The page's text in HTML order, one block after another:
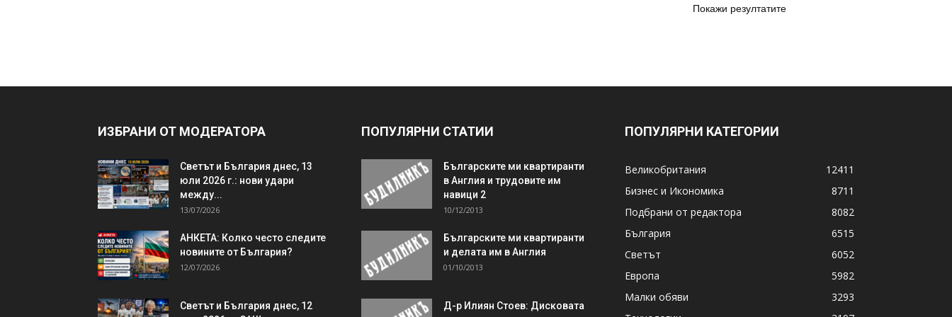
Покажи резултатите
ИЗБРАНИ ОТ МОДЕРАТОРА
Светът и България днес, 13
юли 2026 г.: нови удари
между...
13/07/2026
АНКЕТА: Колко често следите
новините от България?
12/07/2026
Светът и България днес, 12
ПОПУЛЯРНИ СТАТИИ
Българските ми квартиранти
в Англия и трудовите им
навици 2
10/12/2013
Българските ми квартиранти
и делата им в Англия
01/10/2013
Д-р Илиян Стоев: Дисковата
ПОПУЛЯРНИ КАТЕГОРИИ
Великобритания
12411
Бизнес и Икономика
8711
Подбрани от редактора
8082
България
6515
Светът
6052
Европа
5982
Малки обяви
3293